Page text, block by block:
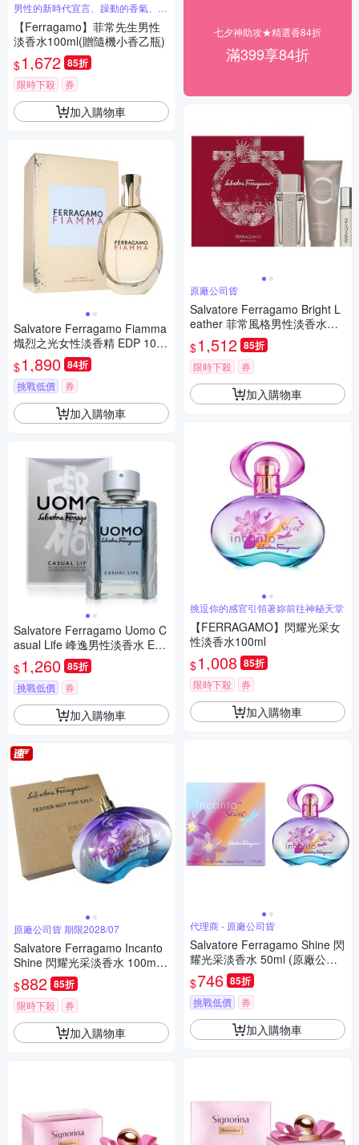
男性的新時代宣言、躁動的香氣、自
由的靈魂
【Ferragamo】菲常先生男性
淡香水100ml(贈隨機小香乙瓶)
$1,672 85折
限時下殺 券
加入購物車
Salvatore Ferragamo Fiamma
熾烈之光女性淡香精 EDP 100
ml 平行輸入
$1,890 84折
挑戰低價 券
加入購物車
Salvatore Ferragamo Uomo C
asual Life 峰逸男性淡香水 EDT
100ml (平行輸入)
$1,260 85折
挑戰低價 券
加入購物車
原廠公司貨 期限2028/07
Salvatore Ferragamo Incanto
Shine 閃耀光采淡香水 100ml T
ester 包裝 (原廠公司貨) 期限2
028/07
$882 85折
限時下殺 券
加入購物車
七夕神助攻★精選香84折
滿399享84折
原廠公司貨
Salvatore Ferragamo Bright L
eather 菲常風格男性淡香水假
期禮盒(100ml + 10ml + 100ml
) (原廠公司貨) 期限2027/07
$1,512 85折
限時下殺 券
加入購物車
挑逗你的感官引領著妳前往神秘天堂
【FERRAGAMO】閃耀光采女
性淡香水100ml
$1,008 85折
限時下殺 券
加入購物車
代理商 - 原廠公司貨
Salvatore Ferragamo Shine 閃
耀光采淡香水 50ml (原廠公司
貨) 效期 2028/07
$746 85折
挑戰低價 券
加入購物車